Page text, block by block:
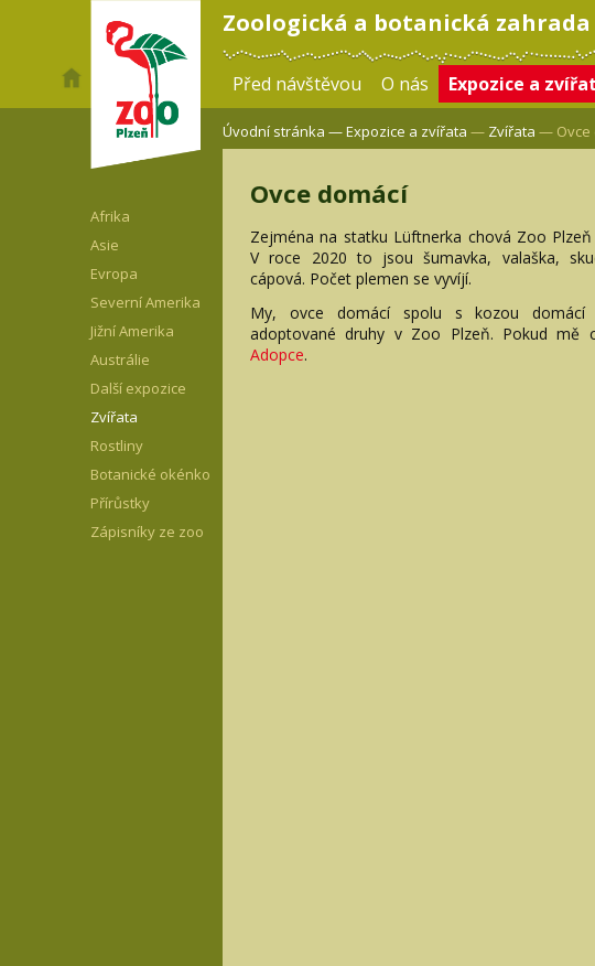
Zoologická a botanická zahrada
Před návštěvou O nás Expozice a
Afrika
Asie
Evropa
Severní Amerika
Jižní Amerika
Austrálie
Další expozice
Zvířata
Rostliny
Botanické okénko
Přírůstky
Zápisníky ze zoo
Úvodní stránka —Expozice a zvířata — Zvířata — Ovce
Ovce domácí
Zejména na statku Lüftnerka chová Zoo
V roce 2020 to jsou šumavka, valaška,
cápová. Počet plemen se vyvíjí.
My, ovce domácí spolu s kozou
adoptované druhy v Zoo Plzeň. Pokud mě
Adopce.